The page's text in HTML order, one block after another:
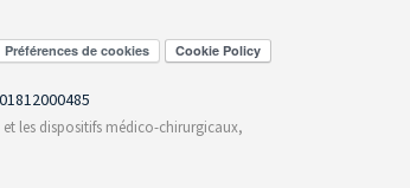
Préférences de cookies
les dispositifs médico-chirurgicaux,